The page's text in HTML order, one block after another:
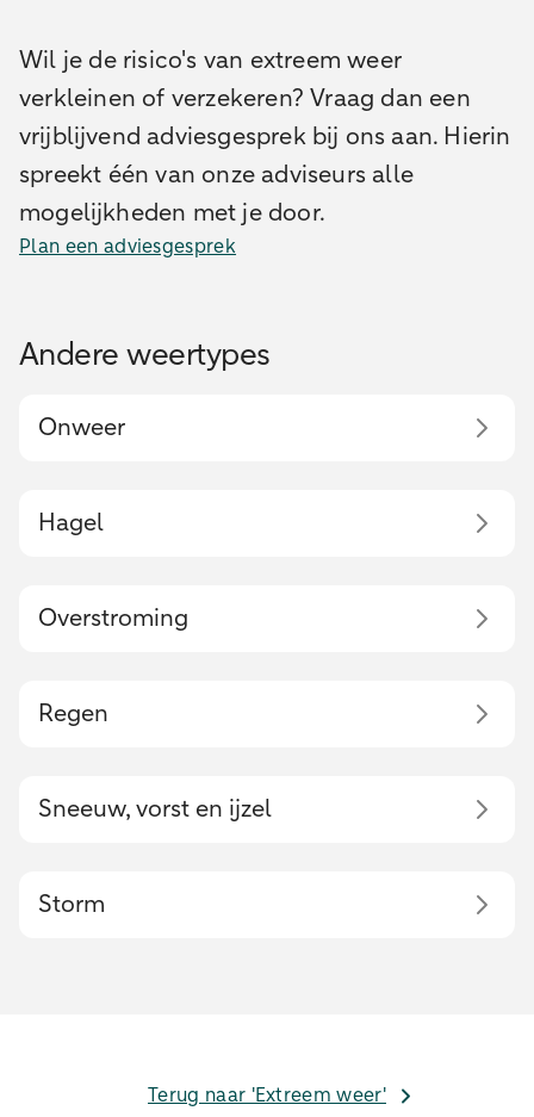
Wil je de risico's van extreem weer
verkleinen of verzekeren? Vraag dan een
vrijblijvend adviesgesprek bij ons aan. Hierin
spreekt één van onze adviseurs alle
mogelijkheden met je door.
Plan een adviesgesprek
Andere weertypes
Onweer
Hagel
Overstroming
Regen
Sneeuw, vorst en ijzel
Storm
Terug naar 'Extreem weer'